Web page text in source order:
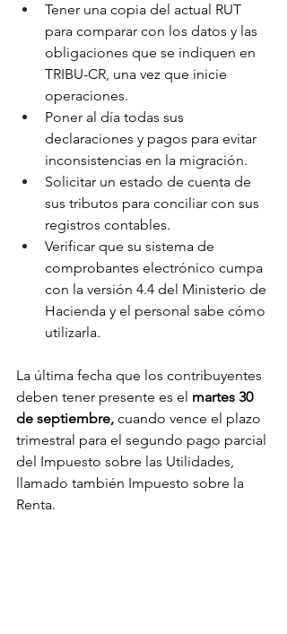
Tener una copia del actual RUT
para comparar con los datos y las
obligaciones que se indiquen en
TRIBU-CR, una vez que inicie
operaciones.
Poner al día todas sus
declaraciones y pagos para evitar
inconsistencias en la migración.
Solicitar un estado de cuenta de
sus tributos para conciliar con sus
registros contables.
Verificar que su sistema de
comprobantes electrónico cumpa
con la versión 4.4 del Ministerio de
Hacienda y el personal sabe cómo
utilizarla.
La última fecha que los contribuyentes
deben tener presente es el martes 30
de septiembre, cuando vence el plazo
trimestral para el segundo pago parcial
del Impuesto sobre las Utilidades,
llamado también Impuesto sobre la
Renta.